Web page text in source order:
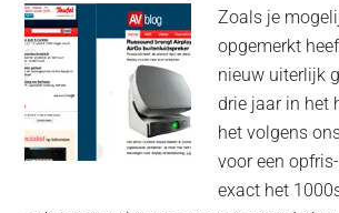
Zoals je
opgemerkt
nieuw uiterlijk
drie jaar in het
het volgens
voor een
exact het